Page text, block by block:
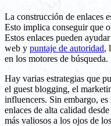
La construcción de enlaces
Esto implica conseguir que
Estos enlaces pueden
web y puntaje de autoridad,
en los motores de búsqueda.
Hay varias estrategias que
el guest blogging, el
influencers. Sin embargo,
enlaces de alta calidad
más valiosos a los ojos de